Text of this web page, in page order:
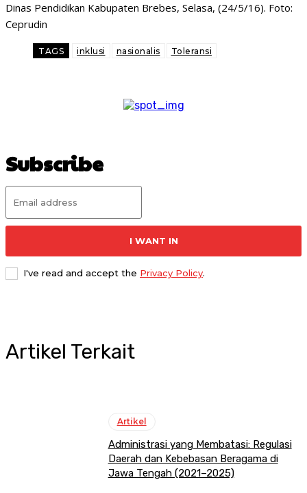
Dinas Pendidikan Kabupaten Brebes, Selasa, (24/5/16). Foto:
Ceprudin
TAGS inklusi nasionalis Toleransi
Subscribe
I WANT IN
I've read and accept the Privacy Policy.
Artikel Terkait
Artikel
Administrasi yang Membatasi: Regulasi
Daerah dan Kebebasan Beragama di
Jawa Tengah (2021–2025)